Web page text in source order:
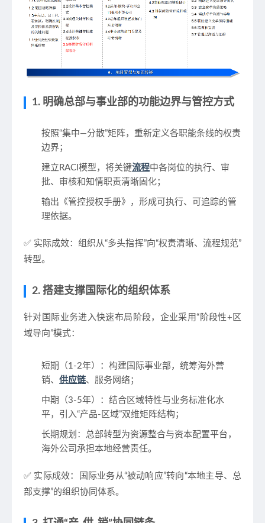
1. 明确总部与事业部的功能边界与管控方式
按照“集中—分散”矩阵，重新定义各职能条线的权责
边界；
建立 RACI模型 ，将关键流程中各岗位的执行、审
批、审核和知情职责清晰固化；
输出《管控授权手册》，形成可执行、可追踪的管
理依据。
✅ 实际成效：组织从“多头指挥”向“权责清晰、流程规范”
转型。
2. 搭建支撑国际化的组织体系
针对国际业务进入快速布局阶段，企业采用“阶段性+区
域导向”模式：
短期（1-2年）
：构建国际事业部，统筹海外营
销、 供应链、服务网络；
中期（3-5年）
：结合区域特性与业务标准化水
平，引入“产品-区域”双维矩阵结构；
长期规划 ：总部转型为资源整合与资本配置平台，
海外公司承担本地经营责任。
✅ 实际成效：国际业务从“被动响应”转向“本地主导、总
部支撑”的组织协同体系。